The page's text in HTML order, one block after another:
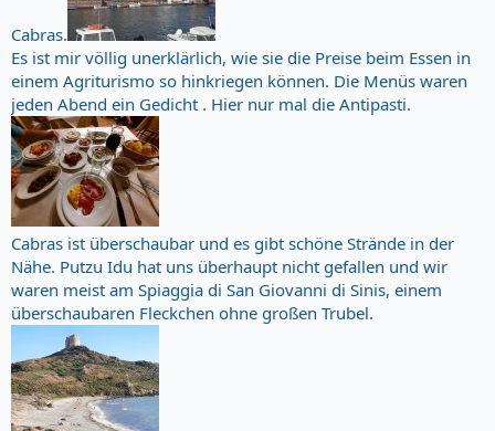
Cabras.
Es ist mir völlig unerklärlich, wie sie die Preise beim Essen in
einem Agriturismo so hinkriegen können. Die Menüs waren
jeden Abend ein Gedicht . Hier nur mal die Antipasti.
Cabras ist überschaubar und es gibt schöne Strände in der
Nähe. Putzu Idu hat uns überhaupt nicht gefallen und wir
waren meist am Spiaggia di San Giovanni di Sinis, einem
überschaubaren Fleckchen ohne großen Trubel.